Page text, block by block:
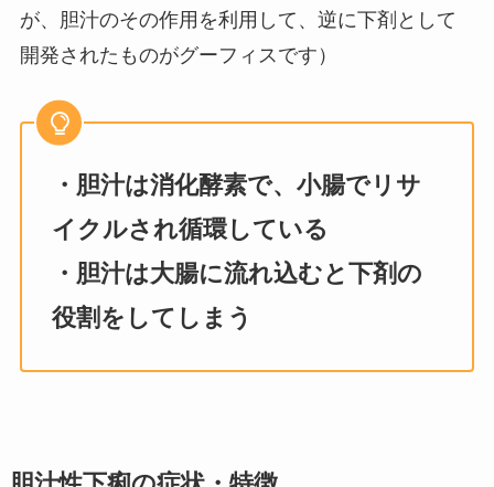
が、胆汁のその作用を利用して、逆に下剤として
開発されたものがグーフィスです）
・胆汁は消化酵素で、小腸でリサ
イクルされ循環している
・胆汁は大腸に流れ込むと下剤の
役割をしてしまう